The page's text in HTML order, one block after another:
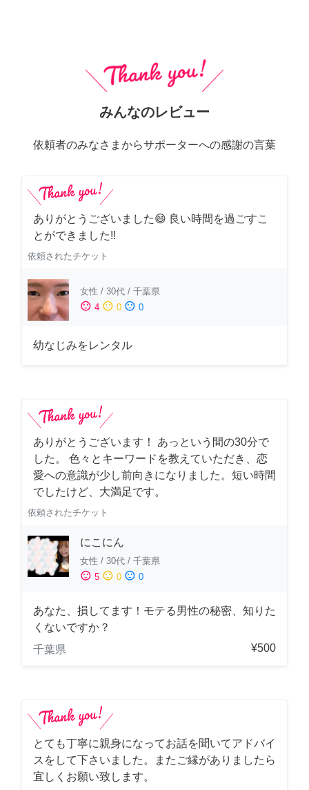
みんなのレビュー
依頼者のみなさまからサポーターへの感謝の言葉
ありがとうございました😄 良い時間を過ごすこ
とができました‼️
依頼されたチケット
女性 / 30代 / 千葉県
sentiment_satisfied 4 sentiment_neutral 0 sentiment_dissatisfied 0
幼なじみをレンタル
ありがとうございます！ あっという間の30分で
した。 色々とキーワードを教えていただき、恋
愛への意識が少し前向きになりました。短い時間
でしたけど、大満足です。
依頼されたチケット
にこにん
女性 / 30代 / 千葉県
sentiment_satisfied 5 sentiment_neutral 0 sentiment_dissatisfied 0
あなた、損してます！モテる男性の秘密、知りた
くないですか？
千葉県
¥500
とても丁寧に親身になってお話を聞いてアドバイ
スをして下さいました。またご縁がありましたら
宜しくお願い致します。